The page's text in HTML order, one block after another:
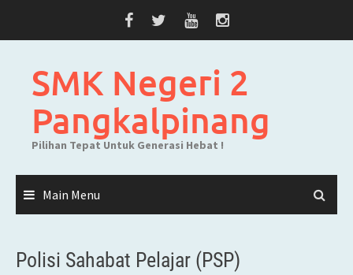
SMK Negeri 2
Pangkalpinang
Pilihan Tepat Untuk Generasi Hebat !
Main Menu
Polisi Sahabat Pelajar (PSP)